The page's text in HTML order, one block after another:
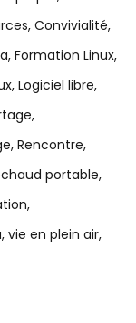
Convivialité
Formation Linux
Logiciel libre
Rencontre
portable
vie en plein air